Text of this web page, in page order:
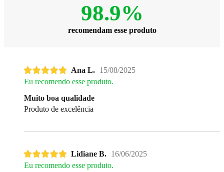
98.9%
recomendam esse produto
Ana L. 15/08/2025
Eu recomendo esse produto.
Muito boa qualidade
Produto de excelência
Lidiane B. 16/06/2025
Eu recomendo esse produto.